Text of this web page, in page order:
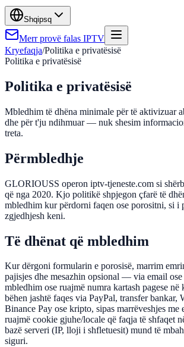
Shqipsq
Merr provë falas IPTV
Kryefaqja/Politika e privatësisë
Politika e privatësisë
Politika e privatësisë
Mbledhim të dhëna minimale për të aktivizuar
dhe për t'ju ndihmuar — nuk shesim
treta.
Përmbledhje
GLORIOUSS operon iptv-tjeneste.com si
që nga 2020. Kjo politikë shpjegon çfarë të
mbledhim kur përdorni faqen ose porositni, si i
zgjedhjesh keni.
Të dhënat që mbledhim
Kur dërgoni formularin e porosisë, marrim
pajisjes dhe mesazhin opsional — via email
mbledhim ose ruajmë numra kartash pagese në
bëhen jashtë faqes via PayPal, transfer bankar,
Binance Pay ose kripto, sipas marrëveshjes
ruajmë cookie gjuhe/locale që faqja të shfaqet
bazë serveri (IP, lloji i shfletuesit) mund të
siguri.